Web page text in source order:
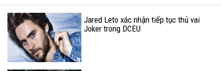
Jared Leto xác nhận tiếp tục thủ vai
Joker trong DCEU